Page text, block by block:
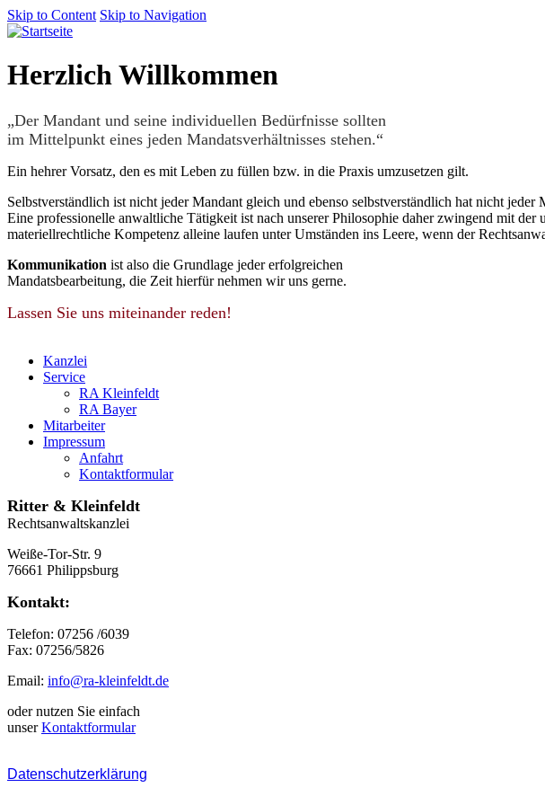
Skip to Content Skip to Navigation
Herzlich Willkommen
„Der Mandant und seine individuellen Bedürfnisse sollten
im Mittelpunkt eines jeden Mandatsverhältnisses stehen.“
Ein hehrer Vorsatz, den es mit Leben zu füllen bzw. in die Praxis umzusetzen gilt.
Selbstverständlich ist nicht jeder Mandant gleich und ebenso selbstverständlich hat nicht
Eine professionelle anwaltliche Tätigkeit ist nach unserer Philosophie daher zwingend mit
materiellrechtliche Kompetenz alleine laufen unter Umständen ins Leere, wenn der
Kommunikation ist also die Grundlage jeder erfolgreichen
Mandatsbearbeitung, die Zeit hierfür nehmen wir uns gerne.
Lassen Sie uns miteinander reden!
Kanzlei
Service
RA Kleinfeldt
RA Bayer
Mitarbeiter
Impressum
Anfahrt
Kontaktformular
Ritter & Kleinfeldt
Rechtsanwaltskanzlei
Weiße-Tor-Str. 9
76661 Philippsburg
Kontakt:
Telefon: 07256 /6039
Fax: 07256/5826
Email: info@ra-kleinfeldt.de
oder nutzen Sie einfach
unserKontaktformular
Datenschutzerklärung